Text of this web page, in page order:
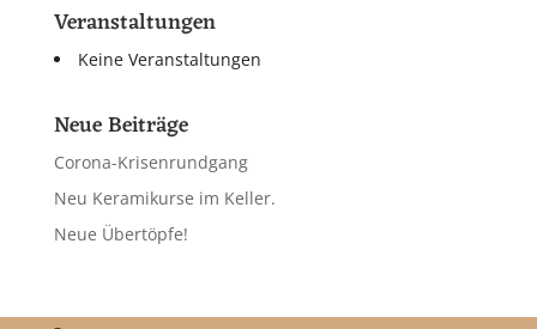
Veranstaltungen
Keine Veranstaltungen
Neue Beiträge
Corona-Krisenrundgang
Neu Keramikurse im Keller.
Neue Übertöpfe!